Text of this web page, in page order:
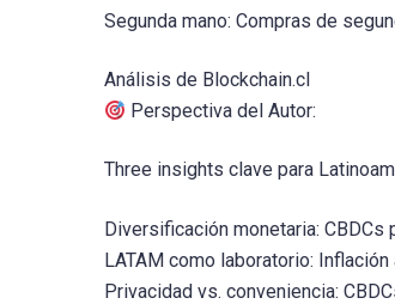
Segunda mano: Compras de
Análisis de Blockchain.cl
Perspectiva del Autor:
Three insights clave para
Diversificación monetaria:
LATAM como laboratorio:
Privacidad vs. conveniencia: